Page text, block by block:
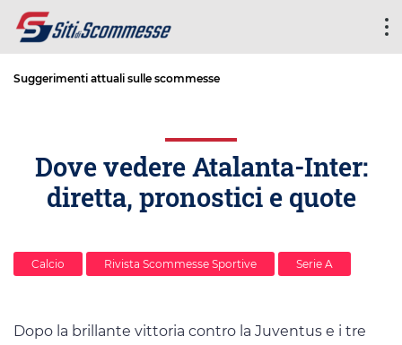
Suggerimenti attuali sulle scommesse
Dove vedere Atalanta-Inter:
diretta, pronostici e quote
Calcio Rivista Scommesse Sportive Serie A
Dopo la brillante vittoria contro la Juventus e i tre